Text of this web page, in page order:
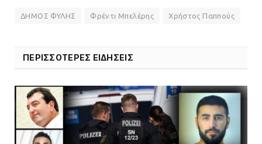
08.07.2026 | 16:24
Ο δήμαρχος Μάνδρας δώρισε όλους
επεμβάσεων
08.07.2026 | 15:02
ΔΗΜΟΣ ΦΥΛΗΣ Φρέντι Μπελέρης Χρήστος Παππούς
ΠΕΡΙΣΣΟΤΕΡΕΣ ΕΙΔΗΣΕΙΣ